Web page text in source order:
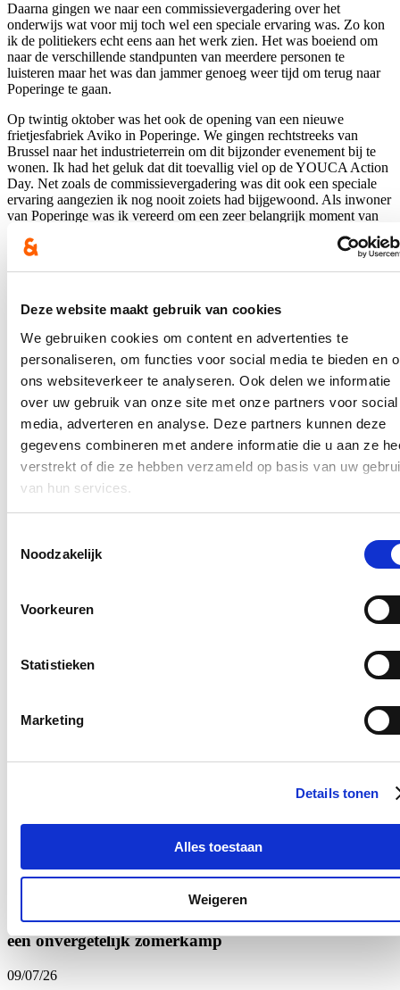
Deze website maakt gebruik van cookies
We gebruiken cookies om content en advertenties te
personaliseren, om functies voor social media te bieden en
ons websiteverkeer te analyseren. Ook delen we informatie
over uw gebruik van onze site met onze partners voor social
media, adverteren en analyse. Deze partners kunnen deze
gegevens combineren met andere informatie die u aan ze
verstrekt of die ze hebben verzameld op basis van uw
van hun services.
Noodzakelijk
Voorkeuren
Statistieken
Marketing
Details tonen
Alles toestaan
Weigeren
Daarna gingen we naar een commissievergadering over het
onderwijs wat voor mij toch wel een speciale ervaring was. Zo kon
ik de politiekers echt eens aan het werk zien. Het was boeiend om
naar de verschillende standpunten van meerdere personen te
luisteren maar het was dan jammer genoeg weer tijd om terug naar
Poperinge te gaan.
Op twintig oktober was het ook de opening van een nieuwe
frietjesfabriek Aviko in Poperinge. We gingen rechtstreeks van
Brussel naar het industrieterrein om dit bijzonder evenement bij te
wonen. Ik had het geluk dat dit toevallig viel op de YOUCA Action
Day. Net zoals de commissievergadering was dit ook een speciale
ervaring aangezien ik nog nooit zoiets had bijgewoond. Als inwoner
van Poperinge was ik vereerd om een zeer belangrijk moment van
Voor mij was de YOUCA Action Day een zeer speciale dag met
Blijf je graag op de hoogte?
Ontvang mijn nieuwsbrief.
E-mailadres
Postcode
Ja, ik wens de nieuwsbrief van Loes Vandromme te ontvangen op
bovenstaand e-mailadres.
Klikhierom de privacyvoorwaarden te raadplegen
Recordaantal West-Vlaamse scholen kiest voor Oog
Maar liefst 340 West-Vlaamse scholen namen tijdens het voorbije
schooljaar deel aan ‘Oog voor Lekkers’, het Vlaams-Europese
stimuleert. Dat zijn 26 scholen meer dan vorig schooljaar en zelf 80
en bijna 32 procent. “Onze West-Vlaamse scholen bevestigen zo
verbinding met onze lokale land- en tuinbouw”, zegt Vlaams
Parlementslid Loes Vandromme (cd&v) tevreden.
Lees meer
Dankzij subsidie beleven 26 kinderen en jongeren
een onvergetelijk zomerkamp
09/07/26